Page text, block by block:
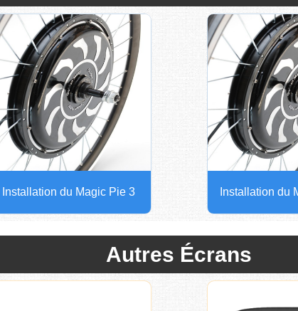
Installation du Magic Pie 3 Installation du
Autres Écrans